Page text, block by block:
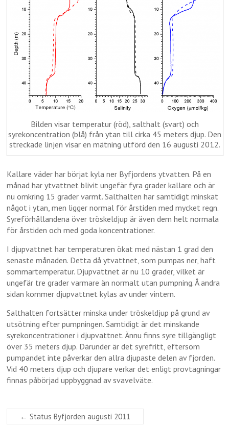
marsys.se
Bilden visar temperatur (röd), salthalt (svart) och
syrekoncentration (blå) från ytan till cirka 45 meters djup. Den
streckade linjen visar en mätning utförd den 16 augusti 2012.
Kallare väder har börjat kyla ner Byfjordens ytvatten. På en
månad har ytvattnet blivit ungefär fyra grader kallare och är
nu omkring 15 grader varmt. Salthalten har samtidigt minskat
något i ytan, men ligger normal för årstiden med mycket regn.
Syreförhållandena över tröskeldjup är även dem helt normala
för årstiden och med goda koncentrationer.
I djupvattnet har temperaturen ökat med nästan 1 grad den
senaste månaden. Detta då ytvattnet, som pumpas ner, haft
sommartemperatur. Djupvattnet är nu 10 grader, vilket är
ungefär tre grader varmare än normalt utan pumpning. Å andra
sidan kommer djupvattnet kylas av under vintern.
Salthalten fortsätter minska under tröskeldjup på grund av
utsötning efter pumpningen. Samtidigt är det minskande
syrekoncentrationer i djupvattnet. Ännu finns syre tillgängligt
över 35 meters djup. Därunder är det syrefritt, eftersom
pumpandet inte påverkar den allra djupaste delen av fjorden.
Vid 40 meters djup och djupare verkar det enligt provtagningar
finnas påbörjad uppbyggnad av svavelväte.
← Status Byfjorden augusti 2011